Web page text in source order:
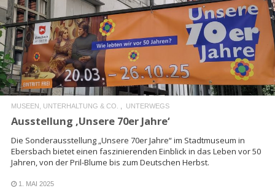
READ MORE
MUSEEN, UNTERHALTUNG & CO. UNTERWEGS
Ausstellung ‚Unsere 70er Jahre‘
Die Sonderausstellung „Unsere 70er Jahre“ im Stadtmuseum in
Ebersbach bietet einen faszinierenden Einblick in das Leben vor 50
Jahren, von der Pril-Blume bis zum Deutschen Herbst.
1. MAI 2025